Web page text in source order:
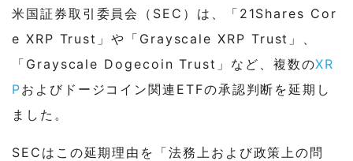
米国証券取引委員会（SEC）は、「21Shares Cor
e XRP Trust」や「Grayscale XRP Trust」、
「Grayscale Dogecoin Trust」など、複数のXR
Pおよびドージコイン関連ETFの承認判断を延期し
ました。
SECはこの延期理由を「法務上および政策上の問